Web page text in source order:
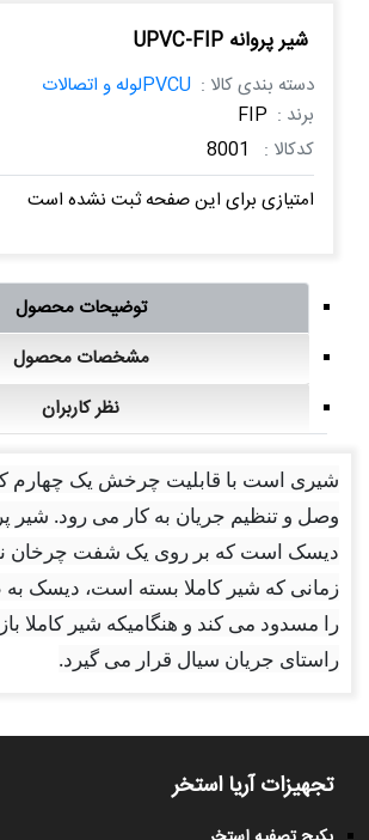
شیر پروانه UPVC-FIP
دسته بندی کالا : PVCUلوله و اتصالات
برند : FIP
کدکالا : 8001
امتیازی برای این صفحه ثبت نشده است
توضیحات محصول
مشخصات محصول
نظر کاربران
شیری است با قابلیت چرخش یک چهارم
وصل و تنظیم جریان به کار می رود. شیر
دیسک است که بر روی یک شفت
زمانی که شیر کاملا بسته است، دیسک
را مسدود می کند و هنگامیکه شیر کاملا
راستای جریان سیال قرار می گیرد.
تجهیزات آریا استخر